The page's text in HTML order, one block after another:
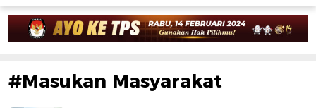
#Masukan Masyarakat